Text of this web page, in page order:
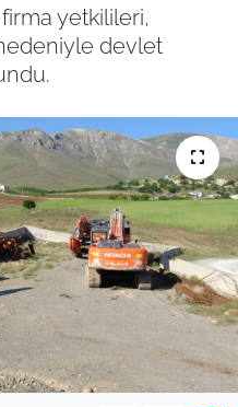
yetkilileri,
devlet